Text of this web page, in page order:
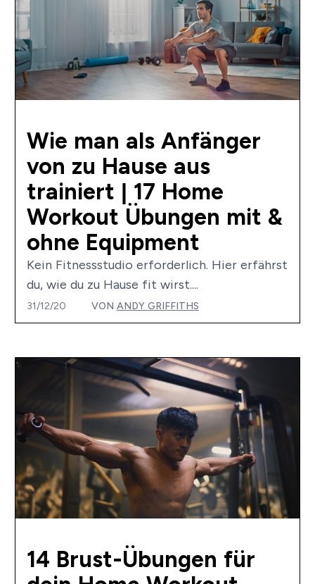
Wie man als Anfänger
von zu Hause aus
trainiert | 17 Home
Workout Übungen mit &
ohne Equipment
Kein Fitnessstudio erforderlich. Hier erfährst
du, wie du zu Hause fit wirst....
31/12/20 VON ANDY GRIFFITHS
14 Brust-Übungen für